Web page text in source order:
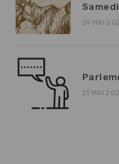
29 MAI
21 MAI